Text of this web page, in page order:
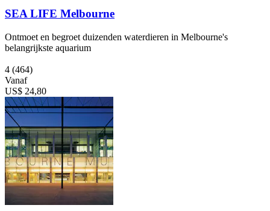
SEA LIFE Melbourne
Ontmoet en begroet duizenden waterdieren in Melbourne's
belangrijkste aquarium
4 (464)
Vanaf
US$ 24,80